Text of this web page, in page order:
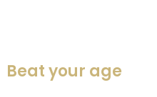
Beat your age ​